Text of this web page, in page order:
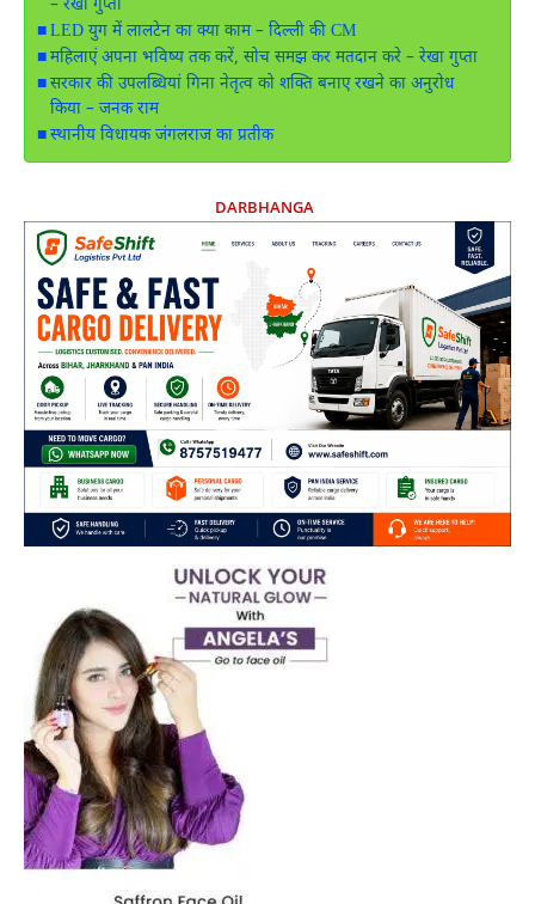
– रेखा गुप्ता
LED युग में लालटेन का क्या काम – दिल्ली की CM
महिलाएं अपना भविष्य तक करें, सोच समझ कर मतदान करे – रेखा गुप्ता
सरकार की उपलब्धियां गिना नेतृत्व को शक्ति बनाए रखने का अनुरोध
किया – जनक राम
स्थानीय विधायक जंगलराज का प्रतीक
DARBHANGA